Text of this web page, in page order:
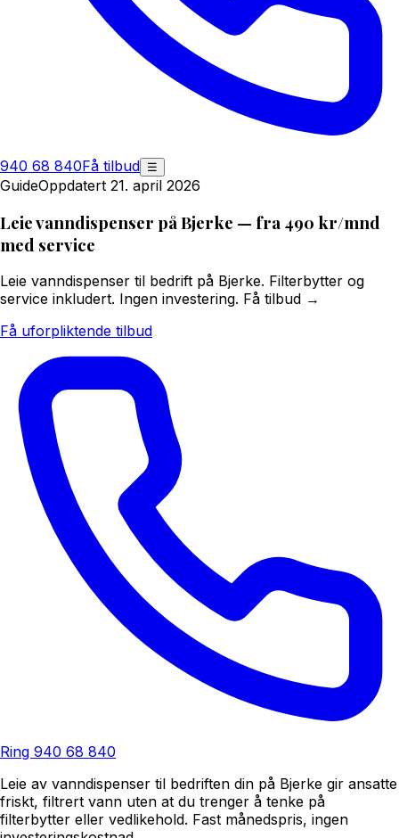
940 68 840Få tilbud ☰
GuideOppdatert 21. april 2026
Leie vanndispenser på Bjerke — fra 490 kr/mnd
med service
Leie vanndispenser til bedrift på Bjerke. Filterbytter og
service inkludert. Ingen investering. Få tilbud →
Få uforpliktende tilbud
Ring 940 68 840
Leie av vanndispenser til bedriften din på Bjerke gir ansatte
friskt, filtrert vann uten at du trenger å tenke på
filterbytter eller vedlikehold. Fast månedspris, ingen